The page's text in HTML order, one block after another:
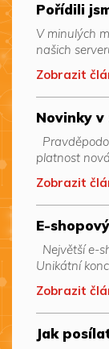
Pořídili
V minulých
našich
Zobrazit
Novinky
platnost
Zobrazit
E-
Největší e-
Unikátní
Zobrazit
Jak